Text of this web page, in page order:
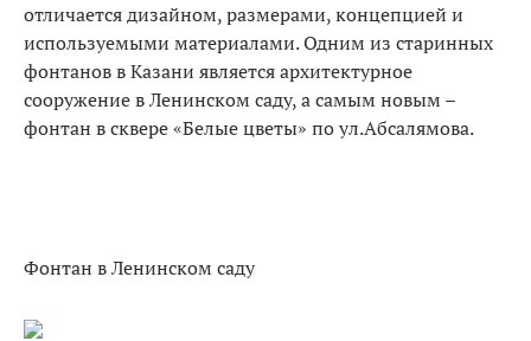
отличается дизайном, размерами, концепцией и
используемыми материалами. Одним из старинных
фонтанов в Казани является архитектурное
сооружение в Ленинском саду, а самым новым –
фонтан в сквере «Белые цветы» по ул.Абсалямова.
Фонтан в Ленинском саду